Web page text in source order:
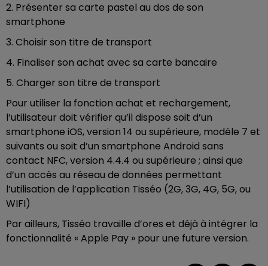
2. Présenter sa carte pastel au dos de son
smartphone
3. Choisir son titre de transport
4. Finaliser son achat avec sa carte bancaire
5. Charger son titre de transport
Pour utiliser la fonction achat et rechargement,
l’utilisateur doit vérifier qu’il dispose soit d’un
smartphone iOS, version 14 ou supérieure, modèle 7 et
suivants ou soit d’un smartphone Android sans
contact NFC, version 4.4.4 ou supérieure ; ainsi que
d’un accès au réseau de données permettant
l’utilisation de l’application Tisséo (2G, 3G, 4G, 5G, ou
WIFI)
Par ailleurs, Tisséo travaille d’ores et déjà à intégrer la
fonctionnalité « Apple Pay » pour une future version.